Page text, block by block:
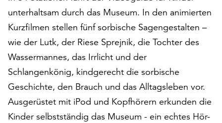
Klicken
Sie
„Alle
akzeptieren“,
um
alle
Cookies
zu
akzeptieren.
unterhaltsam durch das Museum. In den animierten
Kurzfilmen stellen fünf sorbische Sagengestalten –
wie der Lutk, der Riese Sprejnik, die Tochter des
Wassermannes, das Irrlicht und der
Schlangenkönig, kindgerecht die sorbische
Geschichte, den Brauch und das Alltagsleben vor.
Ausgerüstet mit iPod und Kopfhörern erkunden die
Kinder selbstständig das Museum - ein echtes Hör-